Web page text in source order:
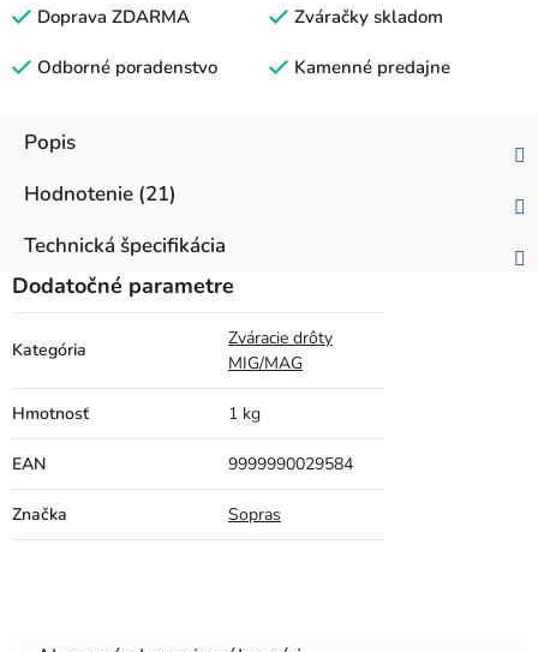
Doprava ZDARMA Zváračky skladom
Odborné poradenstvo Kamenné predajne
Popis
Hodnotenie (21)
Technická špecifikácia
Dodatočné parametre
Kategória
Zváracie drôty
MIG/MAG
Hmotnosť 1 kg
EAN 9999990029584
Značka Sopras